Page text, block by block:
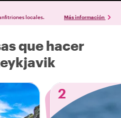
locales. Más información
que hacer
2